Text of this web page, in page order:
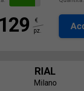
129
€
pz.
RIAL
Milano